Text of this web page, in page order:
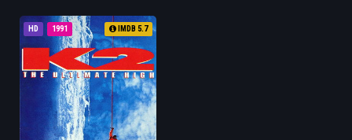
HD 1991 IMDB 5.7